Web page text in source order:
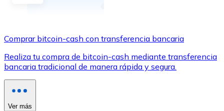
Utiliza tarjetas Visa y Mastercard para comprar
Comprar con tarjeta
Tienda - Tarjetas regalo
Comprar bitcoin-cash con transferencia bancaria
Realiza tu compra de bitcoin-cash mediante transferencia
bancaria tradicional de manera rápida y segura.
Ver más